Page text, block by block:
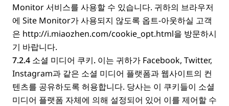
Monitor 서비스를 사용할 수 있습니다. 귀하의 브라우저
에 Site Monitor가 사용되지 않도록 옵트-아웃하실 고객
은 http://i.miaozhen.com/cookie_opt.html을 방문하시
기 바랍니다.
7.2.4 소셜 미디어 쿠키. 이는 귀하가 Facebook, Twitter,
Instagram과 같은 소셜 미디어 플랫폼과 웹사이트의 컨
텐츠를 공유하도록 허용합니다. 당사는 이 쿠키들이 소셜
미디어 플랫폼 자체에 의해 설정되어 있어 이를 제어할 수